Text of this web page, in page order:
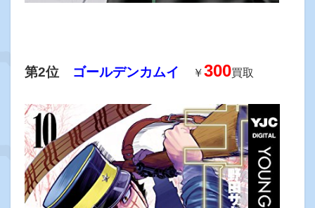
第2位 ゴールデンカムイ ￥300買取